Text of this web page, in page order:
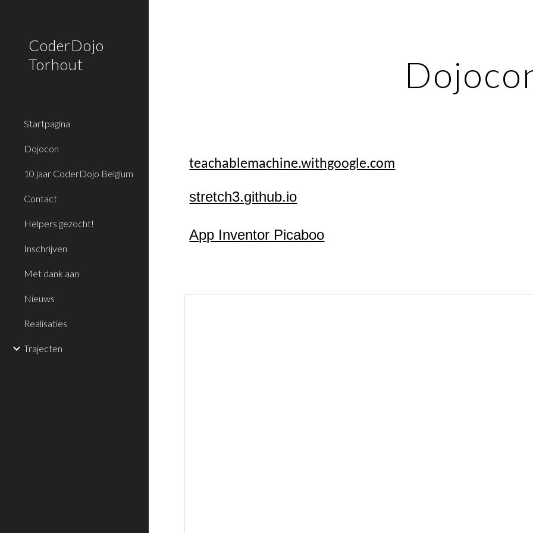
CoderDojo
Torhout
Startpagina
Dojocon
10 jaar CoderDojo Belgium
Contact
Helpers gezocht!
Inschrijven
Met dank aan
Nieuws
Realisaties
Trajecten
teachablemachine.withgoogle.com
stretch3.github.io
App Inventor Picaboo